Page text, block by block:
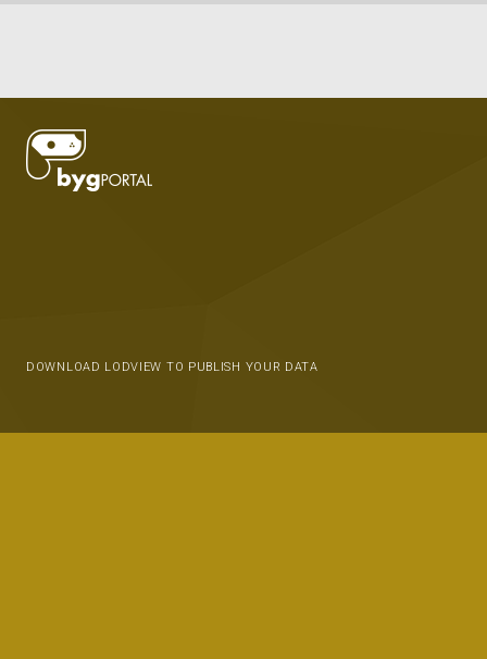
DOWNLOAD LODVIEW TO PUBLISH YOUR DATA